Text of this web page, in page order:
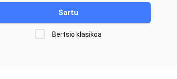
Sartu
Bertsio klasikoa